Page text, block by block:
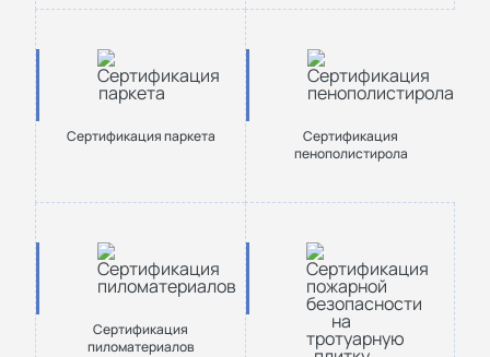
Сертификация паркета
Сертификация
пенополистирола
Сертификация
пиломатериалов